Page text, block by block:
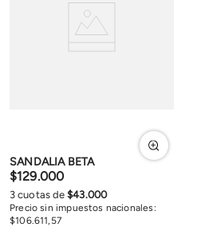
SANDALIA BETA
$129.000
Precio sin impuestos nacionales:
$106. 611, 57
3 cuotas de$43.000